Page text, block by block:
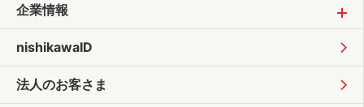
企業情報
nishikawaID
法人のお客さま